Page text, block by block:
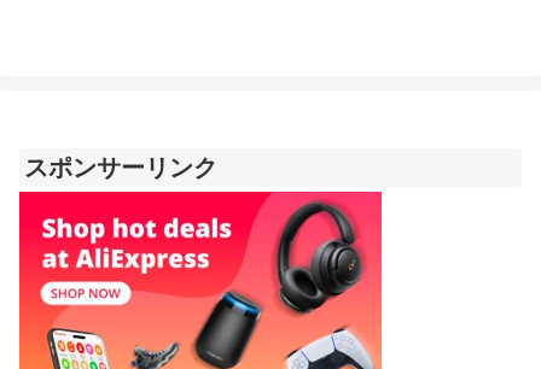
スポンサーリンク